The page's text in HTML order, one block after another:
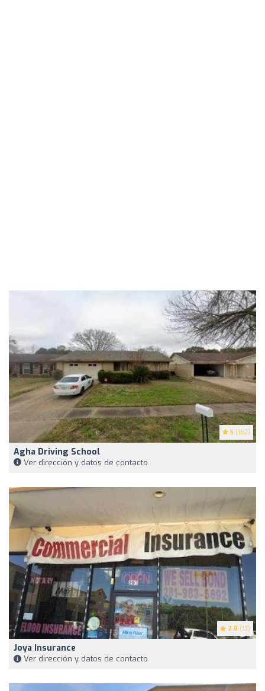
5 (182)
Agha Driving School
Ver dirección y datos de contacto
2.8 (13)
Joya Insurance
Ver dirección y datos de contacto